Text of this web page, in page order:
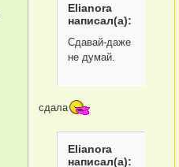
Elianora
написал(а):
Сдавай-даже
не думай.
сдала
Elianora
написал(а):